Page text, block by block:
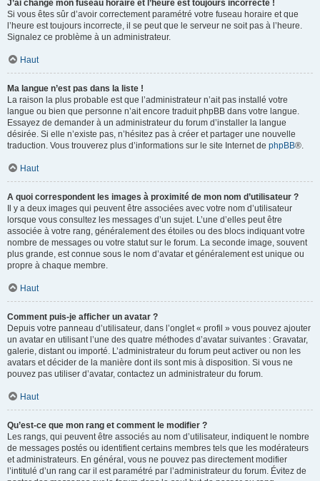
J’ai changé mon fuseau horaire et l’heure est toujours incorrecte !
Si vous êtes sûr d’avoir correctement paramétré votre fuseau horaire et que
l’heure est toujours incorrecte, il se peut que le serveur ne soit pas à l’heure.
Signalez ce problème à un administrateur.
Haut
Ma langue n’est pas dans la liste !
La raison la plus probable est que l’administrateur n’ait pas installé votre
langue ou bien que personne n’ait encore traduit phpBB dans votre langue.
Essayez de demander à un administrateur du forum d’installer la langue
désirée. Si elle n’existe pas, n’hésitez pas à créer et partager une nouvelle
traduction. Vous trouverez plus d’informations sur le site Internet de phpBB®.
Haut
A quoi correspondent les images à proximité de mon nom d’utilisateur ?
Il y a deux images qui peuvent être associées avec votre nom d’utilisateur
lorsque vous consultez les messages d’un sujet. L’une d’elles peut être
associée à votre rang, généralement des étoiles ou des blocs indiquant votre
nombre de messages ou votre statut sur le forum. La seconde image, souvent
plus grande, est connue sous le nom d’avatar et généralement est unique ou
propre à chaque membre.
Haut
Comment puis-je afficher un avatar ?
Depuis votre panneau d’utilisateur, dans l’onglet « profil » vous pouvez ajouter
un avatar en utilisant l’une des quatre méthodes d’avatar suivantes : Gravatar,
galerie, distant ou importé. L’administrateur du forum peut activer ou non les
avatars et décider de la manière dont ils sont mis à disposition. Si vous ne
pouvez pas utiliser d’avatar, contactez un administrateur du forum.
Haut
Qu’est-ce que mon rang et comment le modifier ?
Les rangs, qui peuvent être associés au nom d’utilisateur, indiquent le nombre
de messages postés ou identifient certains membres tels que les modérateurs
et administrateurs. En général, vous ne pouvez pas directement modifier
l’intitulé d’un rang car il est paramétré par l’administrateur du forum. Évitez de